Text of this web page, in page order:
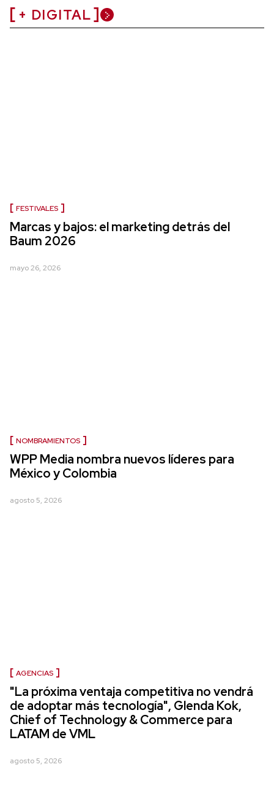
+ DIGITAL
FESTIVALES
Marcas y bajos: el marketing detrás del
Baum 2026
mayo 26, 2026
NOMBRAMIENTOS
WPP Media nombra nuevos líderes para
México y Colombia
agosto 5, 2026
AGENCIAS
"La próxima ventaja competitiva no vendrá
de adoptar más tecnología", Glenda Kok,
Chief of Technology & Commerce para
LATAM de VML
agosto 5, 2026